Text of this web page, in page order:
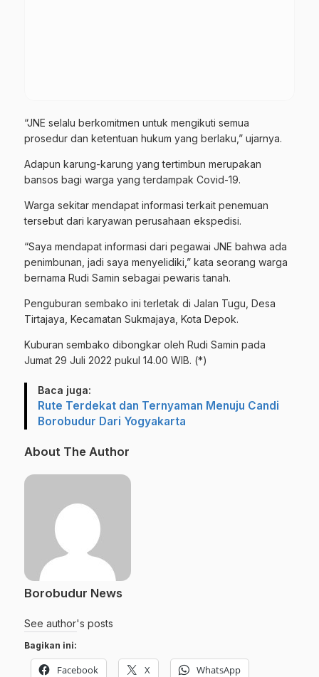
“JNE selalu berkomitmen untuk mengikuti semua
prosedur dan ketentuan hukum yang berlaku,” ujarnya.
Adapun karung-karung yang tertimbun merupakan
bansos bagi warga yang terdampak Covid-19.
Warga sekitar mendapat informasi terkait penemuan
tersebut dari karyawan perusahaan ekspedisi.
“Saya mendapat informasi dari pegawai JNE bahwa ada
penimbunan, jadi saya menyelidiki,” kata seorang warga
bernama Rudi Samin sebagai pewaris tanah.
Penguburan sembako ini terletak di Jalan Tugu, Desa
Tirtajaya, Kecamatan Sukmajaya, Kota Depok.
Kuburan sembako dibongkar oleh Rudi Samin pada
Jumat 29 Juli 2022 pukul 14.00 WIB. (*)
Baca juga:
Rute Terdekat dan Ternyaman Menuju Candi
Borobudur Dari Yogyakarta
About The Author
Borobudur News
See author's posts
Bagikan ini:
Facebook X WhatsApp